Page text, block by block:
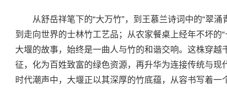
从舒岳祥笔下的“大万竹”，到王慕兰诗词中的“翠
到走向世界的士林竹工艺品；从农家餐桌上经年不坏
大堰的故事，始终是一曲人与竹的和谐交响。这株穿
征，化为百姓致富的绿色资源，再升华为连接传统与
时代潮声中，大堰正以其深厚的竹底蕴，从容书写着